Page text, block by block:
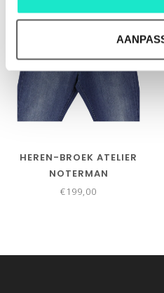
HEREN-BROEK ATELIER
NOTERMAN
€199,00